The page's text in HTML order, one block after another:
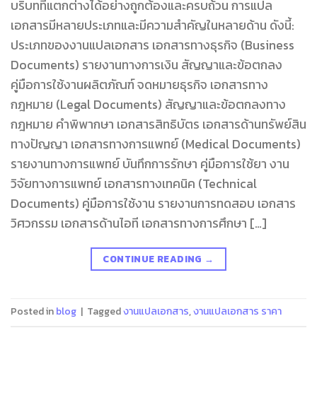
บริบทที่แตกต่างได้อย่างถูกต้องและครบถ้วน การแปล
เอกสารมีหลายประเภทและมีความสำคัญในหลายด้าน ดังนี้:
ประเภทของงานแปลเอกสาร เอกสารทางธุรกิจ (Business
Documents) รายงานทางการเงิน สัญญาและข้อตกลง
คู่มือการใช้งานผลิตภัณฑ์ จดหมายธุรกิจ เอกสารทาง
กฎหมาย (Legal Documents) สัญญาและข้อตกลงทาง
กฎหมาย คำพิพากษา เอกสารสิทธิบัตร เอกสารด้านทรัพย์สิน
ทางปัญญา เอกสารทางการแพทย์ (Medical Documents)
รายงานทางการแพทย์ บันทึกการรักษา คู่มือการใช้ยา งาน
วิจัยทางการแพทย์ เอกสารทางเทคนิค (Technical
Documents) คู่มือการใช้งาน รายงานการทดสอบ เอกสาร
วิศวกรรม เอกสารด้านไอที เอกสารทางการศึกษา […]
CONTINUE READING →
Posted inblog | Taggedงานแปลเอกสาร,งานแปลเอกสาร ราคา